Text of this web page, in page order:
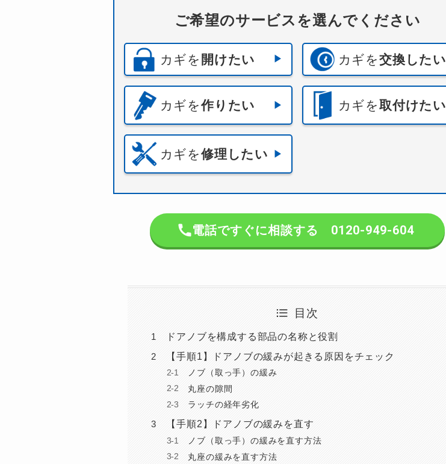
ご希望のサービスを選んでください
カギを 開けたい カギを交換したい
カギを作りたい カギを取付けたい
カギを修理したい
電話ですぐに相談する 0120-949-604
目次
ドアノブを構成する部品の名称と役割
【手順1】ドアノブの緩みが起きる原因をチェック
ノブ（取っ手）の緩み
丸座の隙間
ラッチの経年劣化
【手順2】ドアノブの緩みを直す
ノブ（取っ手）の緩みを直す方法
丸座の緩みを直す方法